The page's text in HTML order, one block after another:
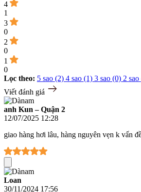
4
1
3
0
2
0
1
0
Lọc theo: 5 sao (2) 4 sao (1) 3 sao (0) 2
Viết đánh giá
anh Kun – Quận 2
12/07/2025 12:28
giao hàng hơi lâu, hàng nguyên vẹn k vấn
Loan
30/11/2024 17:56